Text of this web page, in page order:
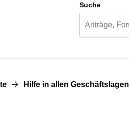
Suche
Hilfe in allen Geschäftslagen